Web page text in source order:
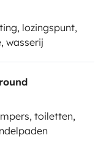
lozingspunt,
wasserij
toiletten,